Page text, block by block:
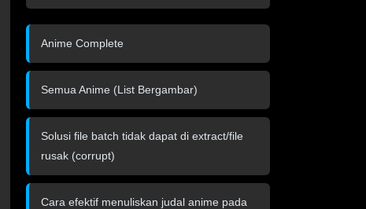
Anime Complete
Semua Anime (List Bergambar)
Solusi file batch tidak dapat di extract/file
rusak (corrupt)
Cara efektif menuliskan judal anime pada